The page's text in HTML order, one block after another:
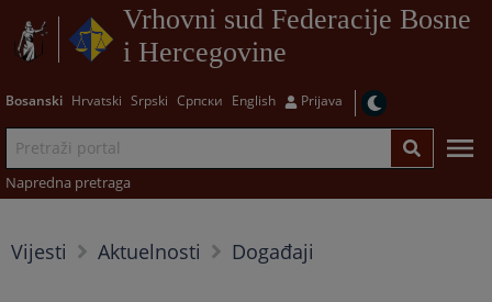
Vrhovni sud Federacije Bosne
i Hercegovine
Bosanski Hrvatski Srpski Српски English Prijava
Napredna pretraga
Vijesti Aktuelnosti Događaji